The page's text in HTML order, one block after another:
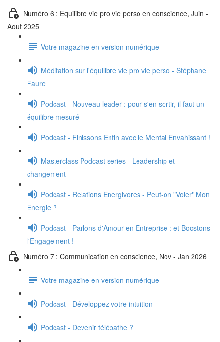
Numéro 6 : Equilibre vie pro vie perso en conscience, Juin -
Aout 2025
Votre magazine en version numérique
Méditation sur l'équilibre vie pro vie perso - Stéphane
Faure
Podcast - Nouveau leader : pour s'en sortir, il faut un
équilibre mesuré
Podcast - Finissons Enfin avec le Mental Envahissant !
Masterclass Podcast series - Leadership et
changement
Podcast - Relations Energivores - Peut-on "Voler" Mon
Energie ?
Podcast - Parlons d'Amour en Entreprise : et Boostons
l'Engagement !
Numéro 7 : Communication en conscience, Nov - Jan 2026
Votre magazine en version numérique
Podcast - Développez votre intuition
Podcast - Devenir télépathe ?